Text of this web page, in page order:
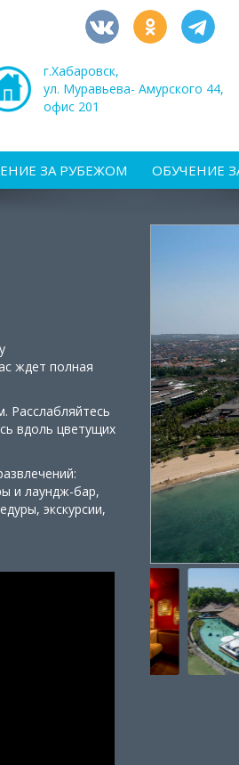
г.Хабаровск,
ул. Муравьева- Амурского 44,
офис 201
ЗА РУБЕЖОМ ОБУЧЕНИЕ
ждет полная
Расслабляйтесь
вдоль цветущих
и лаундж-бар,
экскурсии,